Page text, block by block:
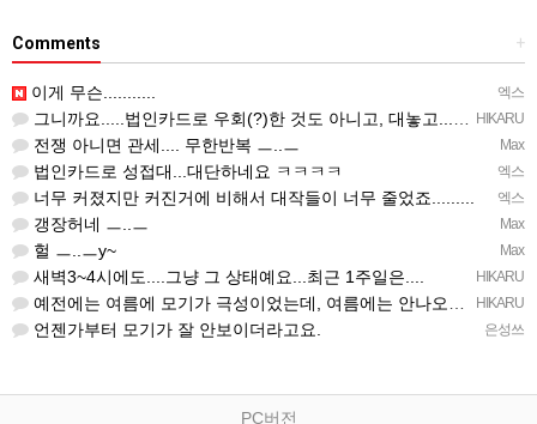
+
Comments
엑스
이게 무슨...........
HIKARU
그니까요.....법인카드로 우회(?)한 것도 아니고, 대놓고...ㅋ ㅋ)
Max
전쟁 아니면 관세.... 무한반복 ㅡ..ㅡ
엑스
법인카드로 성접대...대단하네요 ㅋㅋㅋㅋ
엑스
너무 커졌지만 커진거에 비해서 대작들이 너무 줄었죠.........
Max
갱장허네 ㅡ..ㅡ
Max
헐 ㅡ..ㅡy~
HIKARU
새벽3~4시에도....그냥 그 상태예요...최근 1주일은....
HIKARU
예전에는 여름에 모기가 극성이었는데, 여름에는 안나오는 것 같은.....ㅎ ㅎ)
은성쓰
언젠가부터 모기가 잘 안보이더라고요.
PC버전